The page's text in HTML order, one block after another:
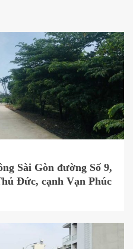
Sài Gòn đường Số 9,
Đức, cạnh Vạn Phúc